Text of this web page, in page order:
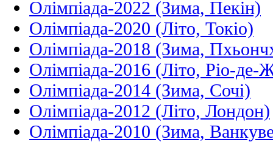
Олімпіада-2022 (Зима, Пекін)
Олімпіада-2020 (Літо, Токіо)
Олімпіада-2018 (Зима,
Олімпіада-2016 (Літо, Ріо-де-
Олімпіада-2014 (Зима, Сочі)
Олімпіада-2012 (Літо, Лондон)
Олімпіада-2010 (Зима,